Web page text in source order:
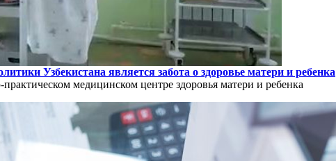
Узбекистана является забота о здоровье матери и ребенка
медицинском центре здоровья матери и ребенка